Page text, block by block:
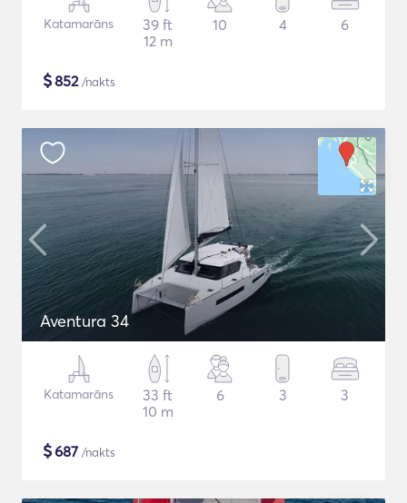
Katamarāns
39 ft
12 m
10 4 6
$852/nakts
Aventura 34
Katamarāns
33 ft
10 m
6 3 3
$687 /nakts